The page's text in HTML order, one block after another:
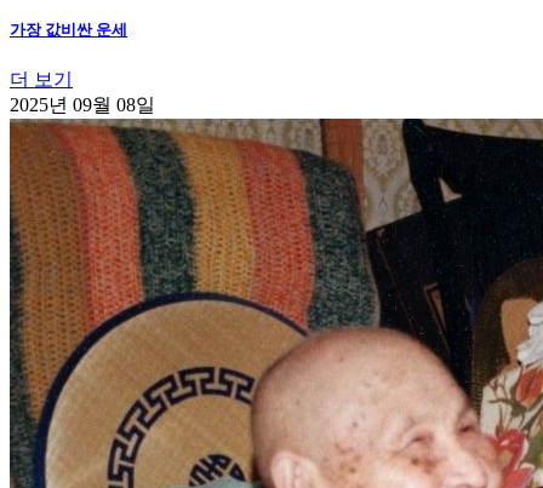
가장 값비싼 운세
더 보기
2025년 09월 08일